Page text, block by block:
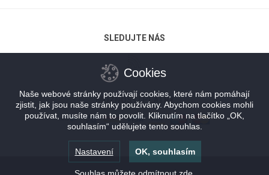
SLEDUJTE NÁS
MOŽNOSTI PLATBY
Cookies
Naše webové stránky používají cookies, které nám pomáhají
zjistit, jak jsou naše stránky používány. Abychom cookies mohli
používat, musíte nám to povolit. Kliknutím na tlačítko „OK,
souhlasím“ udělujete tento souhlas.
Nastavení OK, souhlasím